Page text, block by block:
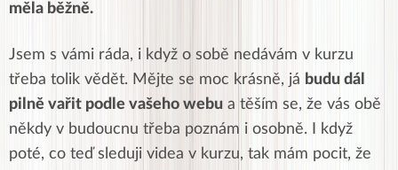
měla běžně.
Jsem s vámi ráda, i když o sobě nedávám v kurzu
třeba tolik vědět. Mějte se moc krásně, já budu dál
pilně vařit podle vašeho webu a těším se, že vás obě
někdy v budoucnu třeba poznám i osobně. I když
poté, co teď sleduji videa v kurzu, tak mám pocit, že